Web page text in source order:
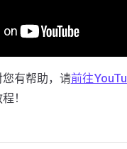
有帮助，请前往
！